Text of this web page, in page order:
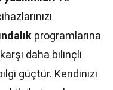
programlarına
daha bilinçli
güçtür. Kendinizi